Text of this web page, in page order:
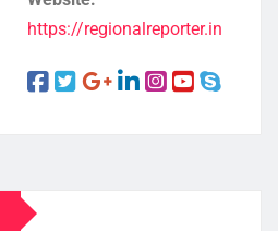
https://regionalreporter.in